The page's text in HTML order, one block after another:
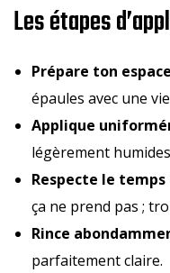
Les étapes
Prépare ton espace
épaules avec une
Applique
légèrement
Respecte le temps
ça ne prend pas ;
Rince
parfaitement claire.